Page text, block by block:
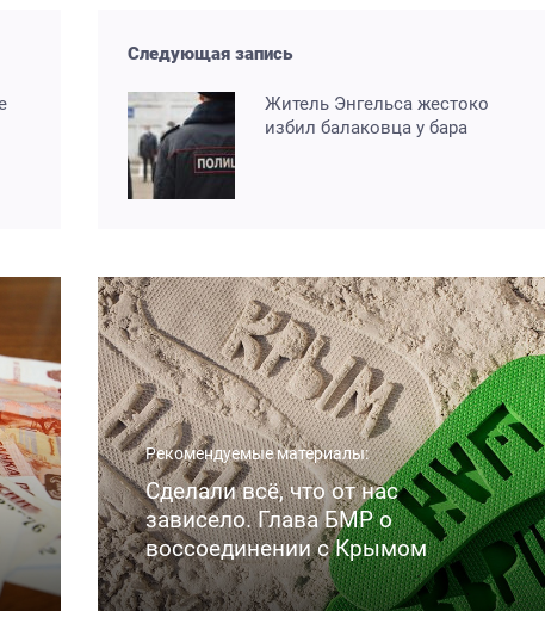
Следующая запись
Житель Энгельса жестоко
избил балаковца у бара
Рекомендуемые материалы:
Сделали всё, что от нас
зависело. Глава БМР о
воссоединении с Крымом